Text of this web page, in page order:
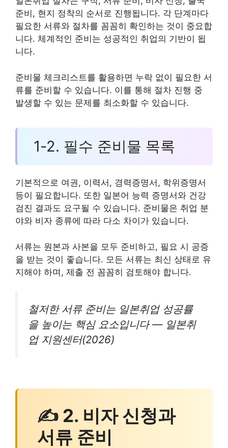
준비, 현지 정착의 순서로 진행됩니다. 각 단계마다
필요한 서류와 절차를 꼼꼼히 확인하는 것이 중요합
니다. 체계적인 준비는 성공적인 취업의 기반이 됩
니다.
준비물 체크리스트를 활용하면 누락 없이 필요한 서
류를 준비할 수 있습니다. 이를 통해 절차 진행 중
발생할 수 있는 문제를 최소화할 수 있습니다.
1-2. 필수 준비물 목록
기본적으로 여권, 이력서, 경력증명서, 학위증명서
등이 필요합니다. 또한 일본어 능력 증명서와 건강
검진 결과도 요구될 수 있습니다. 준비물은 취업 분
야와 비자 종류에 따라 다소 차이가 있습니다.
서류는 원본과 사본을 모두 준비하고, 필요 시 공증
을 받는 것이 좋습니다. 모든 서류는 최신 상태로 유
지해야 하며, 제출 전 꼼꼼히 검토해야 합니다.
철저한 서류 준비는 일본취업 성공률
을 높이는 핵심 요소입니다 — 일본취
업 지원센터(2026)
✍ 2. 비자 신청과
서류 준비